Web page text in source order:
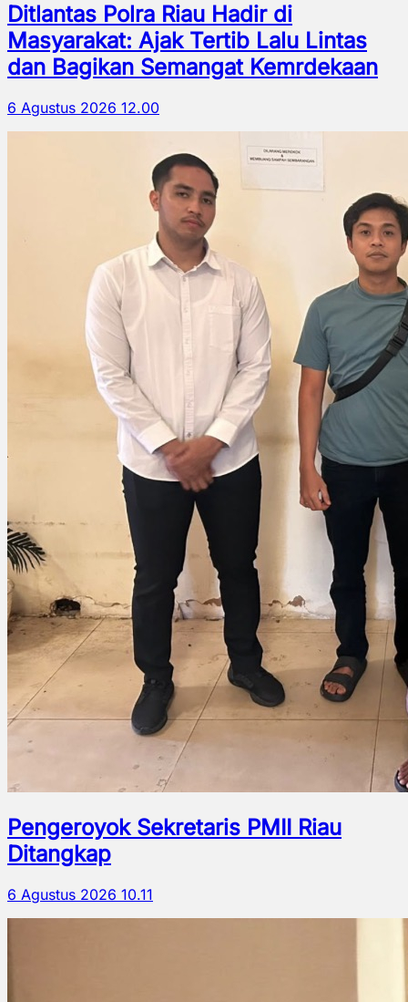
Ditlantas Polra Riau Hadir di
Masyarakat: Ajak Tertib Lalu Lintas
dan Bagikan Semangat Kemrdekaan
6 Agustus 2026 12.00
Pengeroyok Sekretaris PMII Riau
Ditangkap
6 Agustus 2026 10.11